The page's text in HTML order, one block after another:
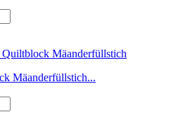
Mäanderfüllstich...